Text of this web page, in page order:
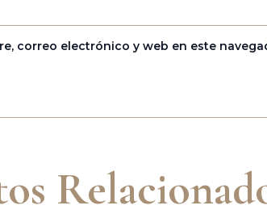
correo electrónico y web en este